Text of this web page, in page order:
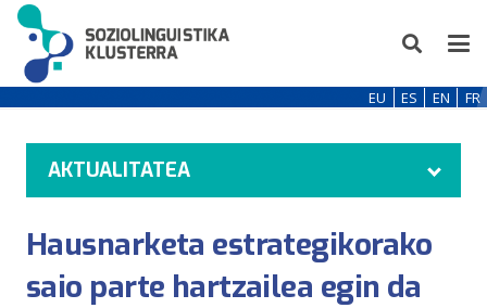
EU ES EN FR
AKTUALITATEA
Hausnarketa estrategikorako
saio parte hartzailea egin da